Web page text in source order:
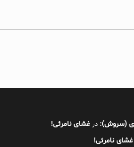
(سروش): درغشای نامرئی!
غشای نامرئی!